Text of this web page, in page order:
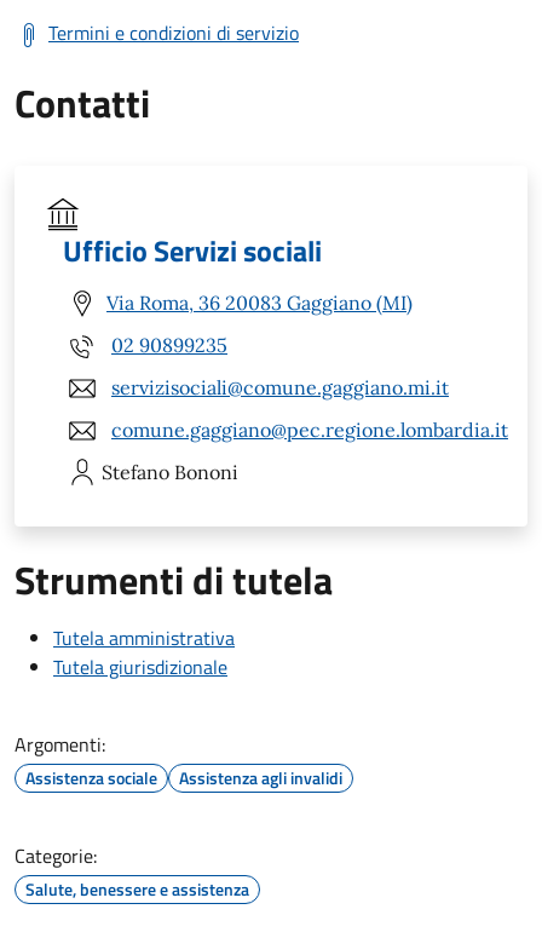
Termini e condizioni di servizio
Contatti
Ufficio Servizi sociali
Via Roma, 36 20083 Gaggiano (MI)
02 90899235
servizisociali@comune.gaggiano.mi.it
comune.gaggiano@pec.regione.lombardia.it
Stefano Bononi
Strumenti di tutela
Tutela amministrativa
Tutela giurisdizionale
Argomenti:
Assistenza sociale Assistenza agli invalidi
Categorie:
Salute, benessere e assistenza